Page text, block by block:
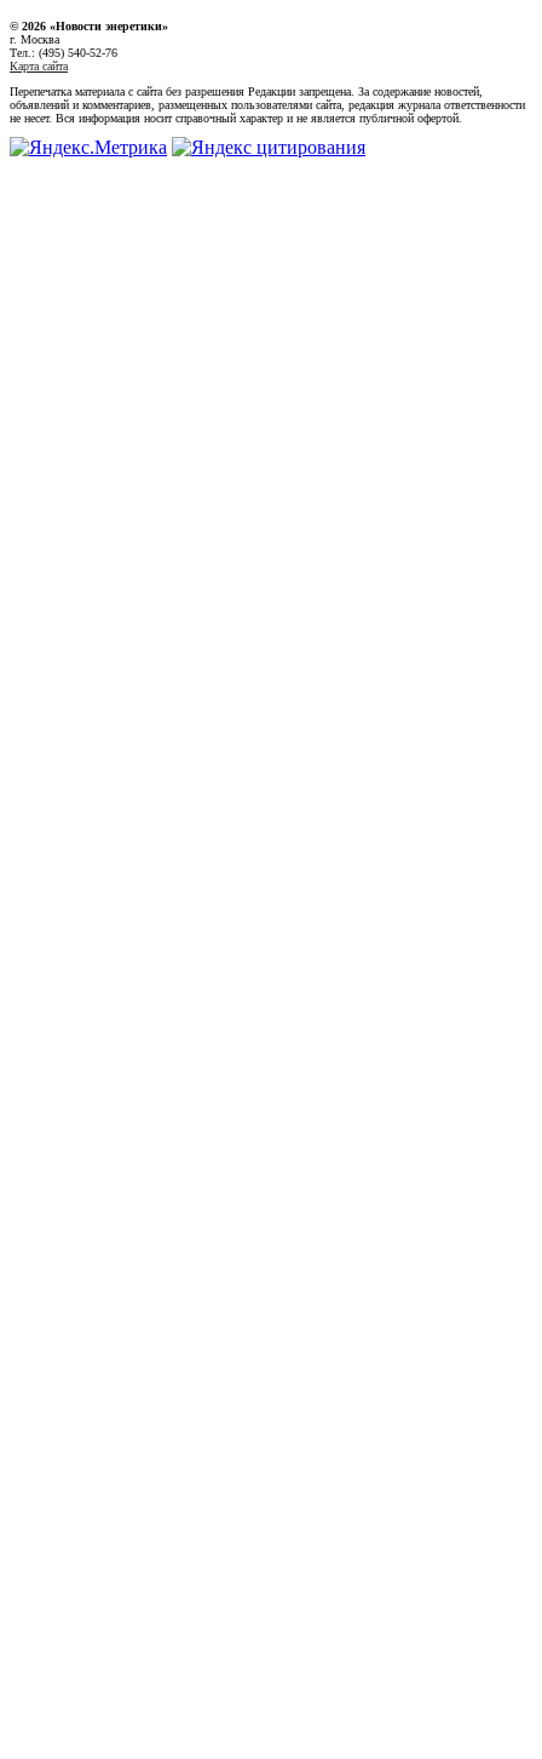
© 2026 «Новости энеретики»
г. Москва
Тел.: (495) 540-52-76
Карта сайта
Перепечатка материала с сайта без разрешения Редакции запрещена. За содержание новостей,
объявлений и комментариев, размещенных пользователями сайта, редакция журнала ответственности
не несет. Вся информация носит справочный характер и не является публичной офертой.